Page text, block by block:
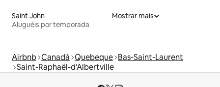
Saint John
Aluguéis por temporada
Mostrar mais
Airbnb Canadá Quebeque Bas-Saint-Laurent
Saint-Raphaël-d'Albertville